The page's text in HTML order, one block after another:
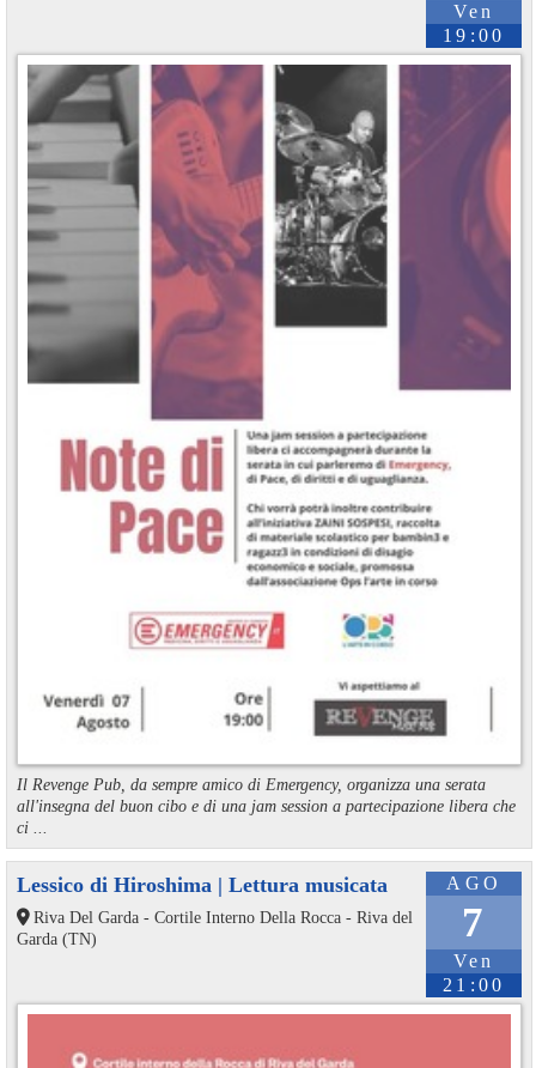
Ven
19:00
Il Revenge Pub, da sempre amico di Emergency, organizza una serata
all'insegna del buon cibo e di una jam session a partecipazione libera che
ci ...
AGO
7
Ven
21:00
Lessico di Hiroshima | Lettura musicata
Riva Del Garda - Cortile Interno Della Rocca - Riva del
Garda (TN)